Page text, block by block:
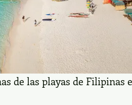
de las playas de Filipinas